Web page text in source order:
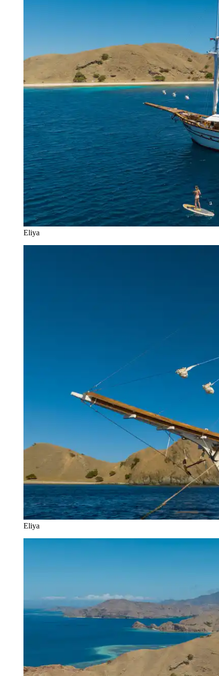
Eliya
Eliya